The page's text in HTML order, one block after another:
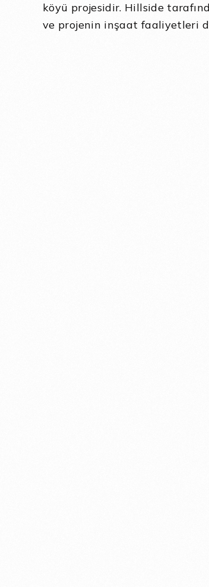
köyü projesidir. Hillside
ve projenin inşaat faaliyetleri